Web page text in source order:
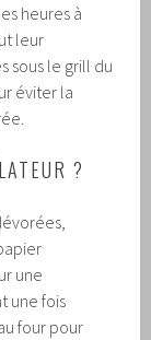
heures à
leur
sous le grill du
éviter la
?
une
une fois
four pour